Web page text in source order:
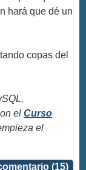
hará que dé un
copas del
elCurso
el
(15)